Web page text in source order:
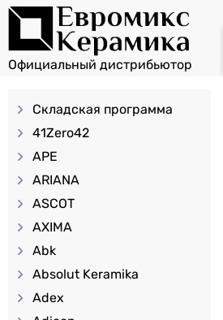
Складская программа
41Zero42
APE
ARIANA
ASCOT
AXIMA
Abk
Absolut Keramika
Adex